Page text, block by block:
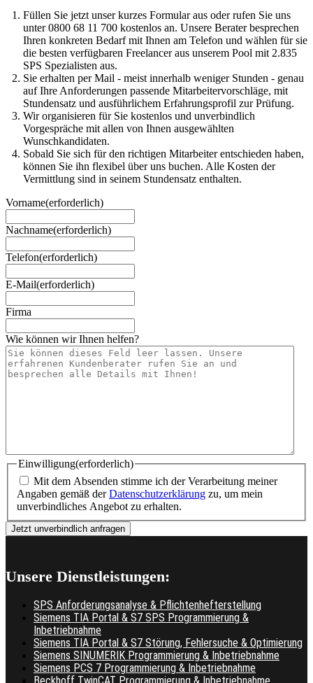
Füllen Sie jetzt unser kurzes Formular aus oder rufen Sie uns
unter 0800 68 11 700 kostenlos an. Unsere Berater besprechen
Ihren konkreten Bedarf mit Ihnen am Telefon und wählen für sie
die besten verfügbaren Freelancer aus unserem Pool mit 2.835
SPS Spezialisten aus.
Sie erhalten per Mail - meist innerhalb weniger Stunden - genau
auf Ihre Anforderungen passende Mitarbeitervorschläge, mit
Stundensatz und ausführlichem Erfahrungsprofil zur Prüfung.
Wir organisieren für Sie kostenlos und unverbindlich
Vorgespräche mit allen von Ihnen ausgewählten
Wunschkandidaten.
Sobald Sie sich für den richtigen Mitarbeiter entschieden haben,
können Sie ihn flexibel über uns buchen. Alle Kosten der
Vermittlung sind in seinem Stundensatz enthalten.
Vorname(erforderlich)
Nachname(erforderlich)
Telefon(erforderlich)
E-Mail(erforderlich)
Firma
Wie können wir Ihnen helfen?
Einwilligung(erforderlich)
Mit dem Absenden stimme ich der Verarbeitung meiner
Angaben gemäß derDatenschutzerklärung zu, um mein
unverbindliches Angebot zu erhalten.
Unsere Dienstleistungen:
SPS Anforderungsanalyse & Pflichtenhefterstellung
Siemens TIA Portal & S7 SPS Programmierung &
Inbetriebnahme
Siemens TIA Portal & S7 Störung, Fehlersuche & Optimierung
Siemens SINUMERIK Programmierung & Inbetriebnahme
Siemens PCS 7 Programmierung & Inbetriebnahme